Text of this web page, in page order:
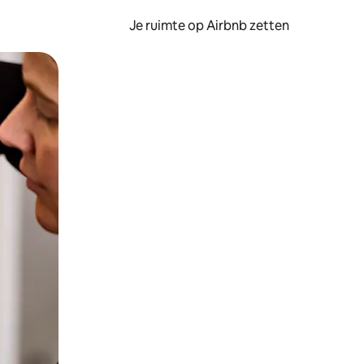
Je ruimte op Airbnb zetten
of swipen.